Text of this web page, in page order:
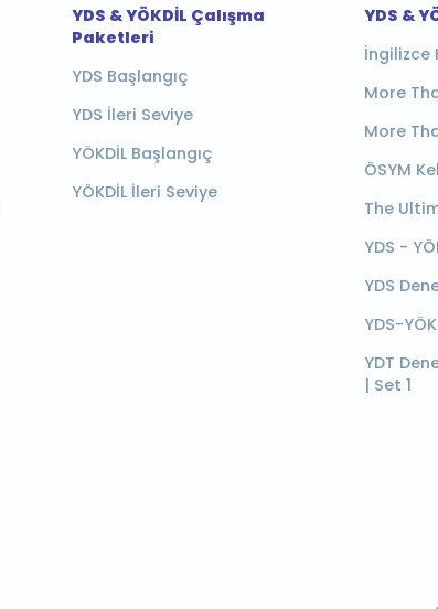
YDS & YÖKDİL Çalışma
Paketleri
YDS Başlangıç
YDS İleri Seviye
YÖKDİL Başlangıç
YÖKDİL İleri Seviye
YDS &
İngilizce
More
More
ÖSYM
The
YDS -
YDS
YDS-
YDT
| Set 1